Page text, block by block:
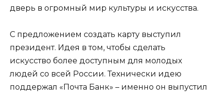
дверь в огромный мир культуры и искусства.
С предложением создать карту выступил
президент. Идея в том, чтобы сделать
искусство более доступным для молодых
людей со всей России. Технически идею
поддержал «Почта Банк» – именно он выпустил